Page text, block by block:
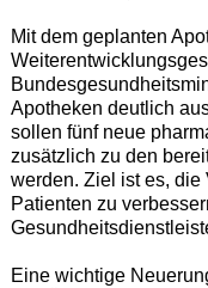
Mit dem geplanten
Apotheken deutlich
sollen fünf neue
zusätzlich zu den
werden. Ziel ist es, die
Patienten zu
Eine wichtige